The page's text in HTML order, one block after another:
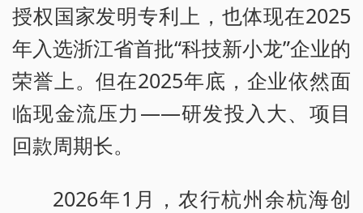
授权国家发明专利上，也体现在2025
年入选浙江省首批“科技新小龙”企业的
荣誉上。但在2025年底，企业依然面
临现金流压力——研发投入大、项目
回款周期长。
2026年1月，农行杭州余杭海创